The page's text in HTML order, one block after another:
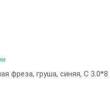
фреза, груша, синяя, С